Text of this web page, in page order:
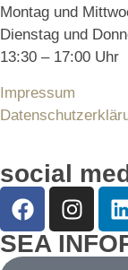
Montag und
Dienstag und
13:30 – 17:00 Uhr
Impressum
social
SEA